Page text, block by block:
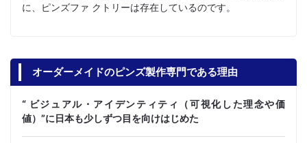
に、ピンズファ クトリーは存在しているのです。
オーダーメイドのピンズ製作専門である理由
“ ビジュアル・アイデンティティ（可視化した理念や価
値）”に日本も少しずつ目を向けはじめた